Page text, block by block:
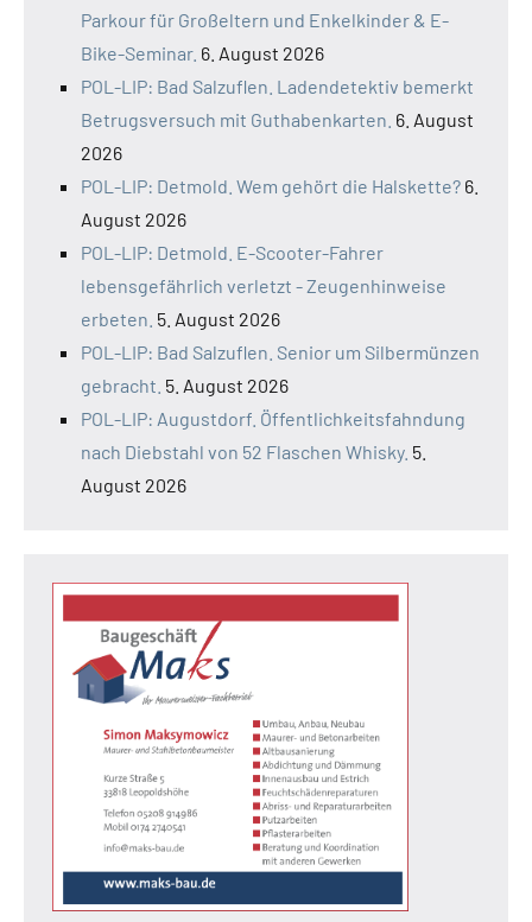
Parkour für Großeltern und Enkelkinder & E-
Bike-Seminar. 6. August 2026
POL-LIP: Bad Salzuflen. Ladendetektiv bemerkt
Betrugsversuch mit Guthabenkarten. 6. August
2026
POL-LIP: Detmold. Wem gehört die Halskette? 6.
August 2026
POL-LIP: Detmold. E-Scooter-Fahrer
lebensgefährlich verletzt - Zeugenhinweise
erbeten. 5. August 2026
POL-LIP: Bad Salzuflen. Senior um Silbermünzen
gebracht. 5. August 2026
POL-LIP: Augustdorf. Öffentlichkeitsfahndung
nach Diebstahl von 52 Flaschen Whisky. 5.
August 2026